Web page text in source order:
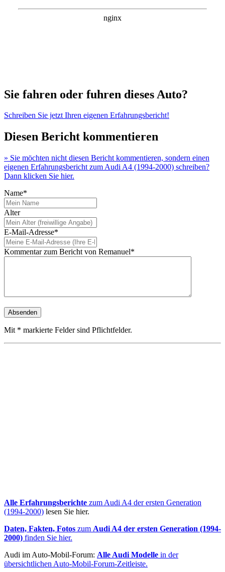
Sie fahren oder fuhren dieses Auto?
Schreiben Sie jetzt Ihren eigenen Erfahrungsbericht!
Diesen Bericht kommentieren
» Sie möchten nicht diesen Bericht kommentieren, sondern einen
eigenen Erfahrungsbericht zum Audi A4 (1994-2000) schreiben?
Dann klicken Sie hier.
Name*
Alter
E-Mail-Adresse*
Kommentar zum Bericht von Remanuel*
Mit * markierte Felder sind Pflichtfelder.
Alle Erfahrungsberichte zum Audi A4 der ersten Generation
(1994-2000) lesen Sie hier.
Daten, Fakten, Fotos zum Audi A4 der ersten Generation (1994-
2000) finden Sie hier.
Audi im Auto-Mobil-Forum: Alle Audi Modelle in der
übersichtlichen Auto-Mobil-Forum-Zeitleiste.